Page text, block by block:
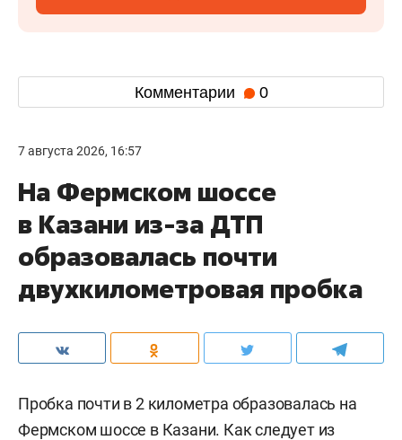
Комментарии 0
7 августа 2026, 16:57
На Фермском шоссе
в Казани из-за ДТП
образовалась почти
двухкилометровая пробка
Пробка почти в 2 километра образовалась на
Фермском шоссе в Казани. Как следует из